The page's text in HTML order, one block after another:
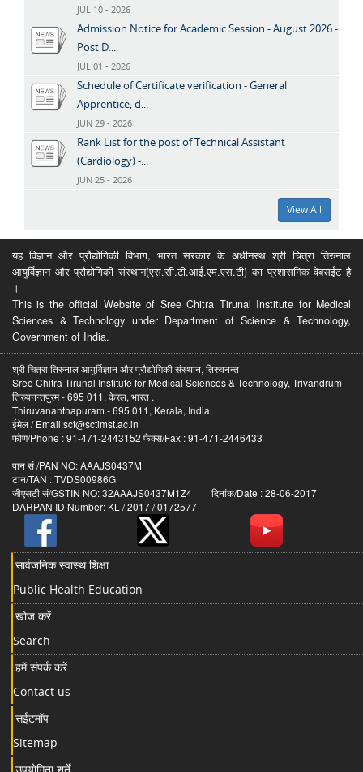
JUL 10 - 2026
Admission Notice for Academic Session - August 2026 -
Post D...
JUL 01 - 2026
Schedule of Certificate verification - General
Apprentice, d...
JUN 29 - 2026
Rank List for the post of Technical Assistant
(Cardiology) -...
JUN 25 - 2026
View All
यह विज्ञान और प्रौद्योगिकी विभाग, भारत सरकार के अधीनस्थ श्री चित्रा तिरुनाल
आयुर्विज्ञान और प्रौद्योगिकी संस्थान(एस.सी.टी.आई.एम.एस.टी) का प्रशासनिक वेबसईट है
।
This is the official Website of Sree Chitra Tirunal Institute for Medical
Sciences & Technology under Department of Science & Technology,
Government of India.
श्री चित्रा तिरुनाल आयुर्विज्ञान और प्रौद्योगिकी संस्थान, तिरुवनन्त
Sree Chitra Tirunal Institute for Medical Sciences & Technology, Trivandrum
तिरुवनन्तपुरम - 695 011, केरल, भारत .
Thiruvananthapuram - 695 011, Kerala, India.
ईमेल / Email:sct@sctimst.ac.in
फोण/Phone : 91-471-2443152 फैक्स/Fax : 91-471-2446433
पान सं /PAN NO: AAAJS0437M
टान/TAN : TVDS00986G
जीएसटी सं/GSTIN NO: 32AAAJS0437M1Z4 दिनांक/Date : 28-06-2017
DARPAN ID Number: KL / 2017 / 0172577
सार्वजनिक स्वास्थ शिक्षा
Public Health Education
खोज करें
Search
हमें संपर्क करें
Contact us
सईटमॉप
Sitemap